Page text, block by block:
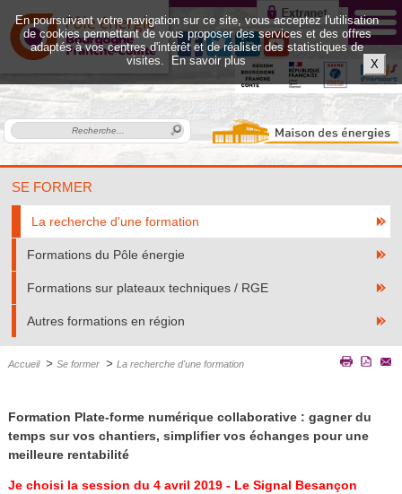
SE FORMER
La recherche d'une formation
Formations du Pôle énergie
Formations sur plateaux techniques / RGE
Autres formations en région
Accueil > Se former > La recherche d'une formation
Formation Plate-forme numérique collaborative : gagner du
temps sur vos chantiers, simplifier vos échanges pour une
meilleure rentabilité
Je choisi la session du 4 avril 2019 - Le Signal Besançon
En poursuivant votre navigation sur ce site, vous acceptez l'utilisation
de cookies permettant de vous proposer des services et des offres
adaptés à vos centres d'intérêt et de réaliser des statistiques de
visites.
En savoir plus X